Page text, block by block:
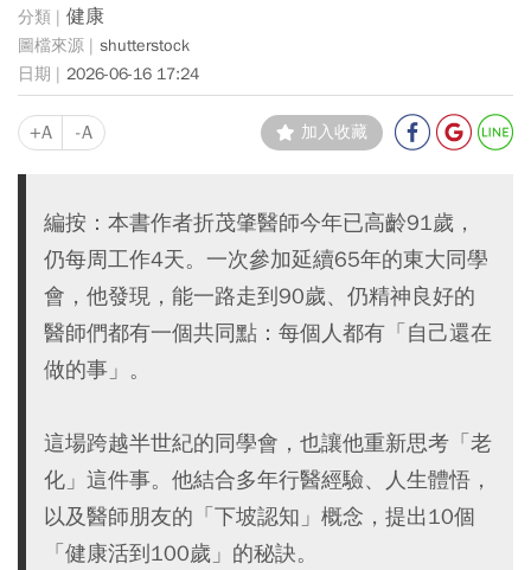
健康
shutterstock
2026-06-16 17:24
+A -A 加入收藏
編按：本書作者折茂肇醫師今年已高齡91歲，
仍每周工作4天。一次參加延續65年的東大同學
會，他發現，能一路走到90歲、仍精神良好的
醫師們都有一個共同點：每個人都有「自己還在
做的事」。
這場跨越半世紀的同學會，也讓他重新思考「老
化」這件事。他結合多年行醫經驗、人生體悟，
以及醫師朋友的「下坡認知」概念，提出10個
「健康活到100歲」的秘訣。